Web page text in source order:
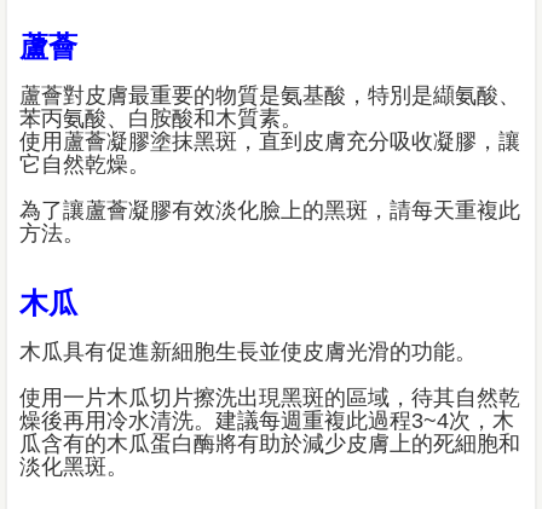
蘆薈
蘆薈對皮膚最重要的物質是氨基酸，特別是纈氨酸、
苯丙氨酸、白胺酸和木質素。
使用蘆薈凝膠塗抹黑斑，直到皮膚充分吸收凝膠，讓
它自然乾燥。
為了讓蘆薈凝膠有效淡化臉上的黑斑，請每天重複此
方法。
木瓜
木瓜具有促進新細胞生長並使皮膚光滑的功能。
使用一片木瓜切片擦洗出現黑斑的區域，待其自然乾
燥後再用冷水清洗。建議每週重複此過程3~4次，木
瓜含有的木瓜蛋白酶將有助於減少皮膚上的死細胞和
淡化黑斑。